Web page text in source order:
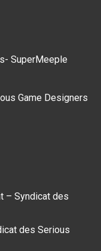
SuperMeeple
Game Designers
– Syndicat des
des Serious